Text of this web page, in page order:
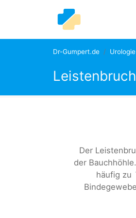
Dr-Gumpert.de
Leistenbruch
Der
der
häufig zu